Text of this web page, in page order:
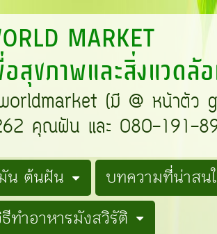
สุขภาพและสิ่งแวดล้
(มี @ หน้าตั
คุณฝัน และ 080-191-
น ต้นฝัน บทความที่น่าสน
ทำอาหารมังสวิรัติ